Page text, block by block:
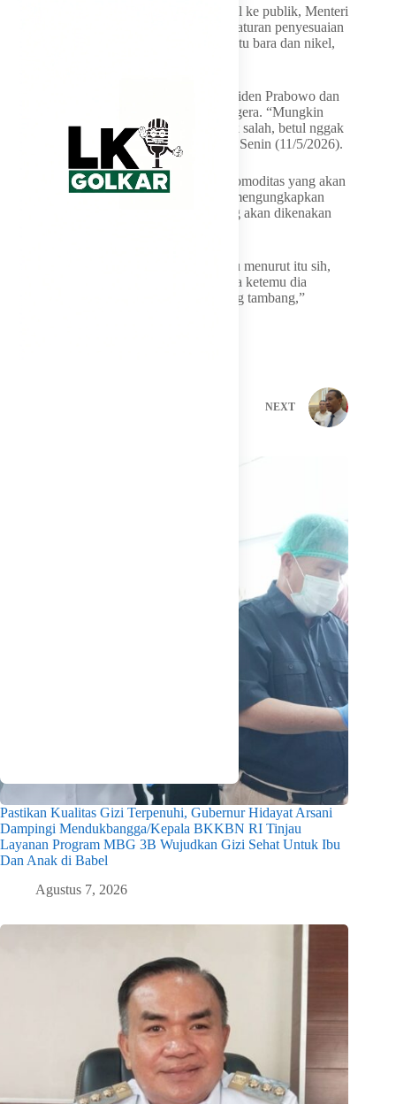
Sebelum pernyataan Menteri Bahlil muncul ke publik, Menteri
Keuangan Purbaya Yudhi Sadewa sempat aturan penyesuaian
tarif royalti perusahaan tambang, seperti batu bara dan nikel,
Aturan ini sudah didiskusikan dengan Presiden Prabowo dan
akan dirilis peraturan presiden (PP)-nya segera. “Mungkin
mulai berlaku awal Juni. Kalau saya nggak salah, betul nggak
Juni? Juni,” kata Purbaya kepada pewarta, Senin (11/5/2026).
Sayangnya, Purbaya belum bisa merinci komoditas yang akan
dikenakan penyesuaian tarif. Namun, dia mengungkapkan
kemungkinan besar semua barang tambang akan dikenakan
“Nanti lihat ya kalau bea keluar. Tapi kalau menurut itu sih,
across the board kata Pak bahlil waktu saya ketemu dia
kemarin. Across the board itu semua barang tambang,”
NEXT
Pastikan Kualitas Gizi Terpenuhi, Gubernur Hidayat Arsani
Dampingi Mendukbangga/Kepala BKKBN RI Tinjau
Layanan Program MBG 3B Wujudkan Gizi Sehat Untuk Ibu
Dan Anak di Babel
Agustus 7, 2026